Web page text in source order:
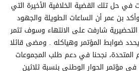
حل تلك القضية الخلافية الأخيرة التي
بن عمر أن الساعات الطويلة والجهود
التحضيرية شارفت على الانتهاء وسوف تثمر
ضوابط المؤتمر وهياكله . ومضى قائلا
المتحدة، نجحنا في دعم طلب المجموعات
في مؤتمر الحوار الوطني بنسبة ثلاثين